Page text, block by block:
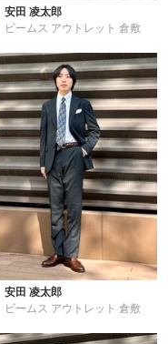
安田 凌太郎
ビームス アウトレット 倉敷
安田 凌太郎
ビームス アウトレット 倉敷